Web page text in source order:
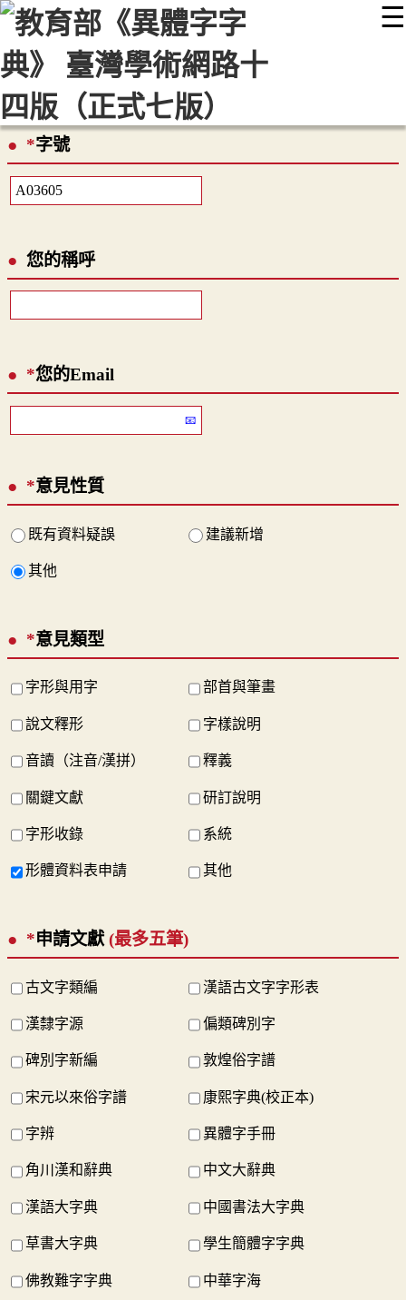
☰
::: 最新消息 常見問題 編輯說明
顯示模式
網站導覽
*字號
您的稱呼
*您的Email
*意見性質
既有資料疑誤 建議新增
其他
*意見類型
字形與用字 部首與筆畫
說文釋形 字樣說明
音讀（注音/漢拼） 釋義
關鍵文獻 研訂說明
字形收錄 系統
形體資料表申請 其他
*申請文獻 (最多五筆)
古文字類編 漢語古文字字形表
漢隸字源 偏類碑別字
碑別字新編 敦煌俗字譜
宋元以來俗字譜 康熙字典(校正本)
字辨 異體字手冊
角川漢和辭典 中文大辭典
漢語大字典 中國書法大字典
草書大字典 學生簡體字字典
佛教難字字典 中華字海